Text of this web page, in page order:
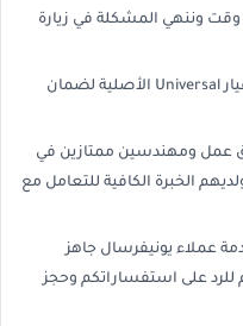
وننهي المشكلة في زيارة
نستخدم قطع غيار Universal الأصلية لضمان
عمل ومهندسين ممتازين في
الخبرة الكافية للتعامل مع
عملاء يونيفرسال جاهز
للرد على استفساراتكم وحجز